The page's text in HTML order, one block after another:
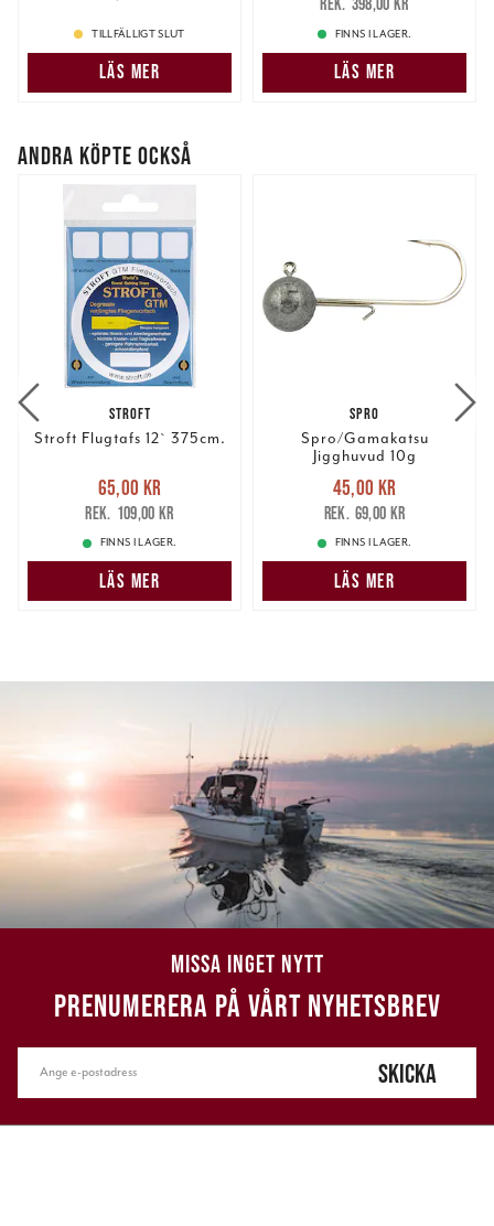
information som du har tillhandahållit eller som de har
samlat in när du har använt deras tjänster.
TILLFÄLLIGT SLUT
LÄS MER
398,00 kr
FINNS I LAGER.
LÄS MER
ANDRA KÖPTE OCKSÅ
STROFT
Stroft Flugtafs 12` 375cm.
Nuvarande pris
65,00 krTidigare pris
109,00 kr
65,00 kr
109,00 kr
FINNS I LAGER.
LÄS MER
SPRO
Spro/Gamakatsu
Jigghuvud 10g
Nuvarande pris
45,00 krTidigare pris
69,00 kr
45,00 kr
69,00 kr
FINNS I LAGER.
LÄS MER
MISSA INGET NYTT
PRENUMERERA PÅ VÅRT NYHETSBREV
SKICKA